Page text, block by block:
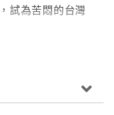
試為苦悶的台灣